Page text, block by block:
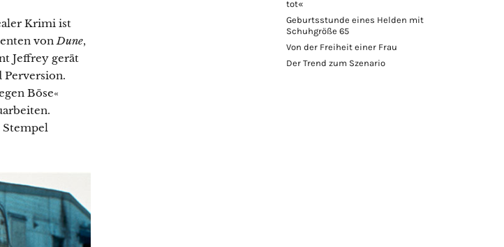
Krimi ist
vonDune,
Jeffrey gerät
Perversion.
Böse«
Stempel
tot«
Geburtsstunde eines Helden mit
Schuhgröße 65
Von der Freiheit einer Frau
Der Trend zum Szenario